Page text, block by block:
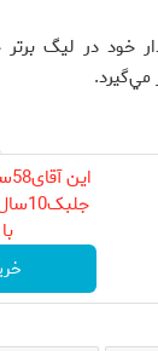
خود در ليگ برتر
مي‌گيرد.